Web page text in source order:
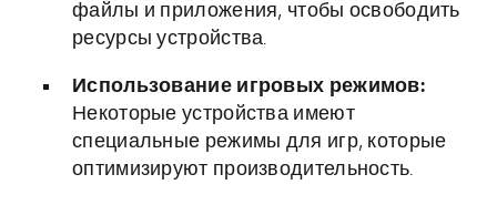
файлы и приложения, чтобы освободить
ресурсы устройства.
Использование игровых режимов:
Некоторые устройства имеют
специальные режимы для игр, которые
оптимизируют производительность.